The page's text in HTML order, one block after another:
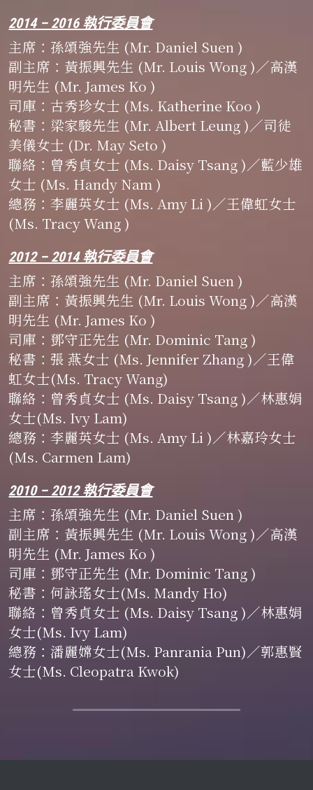
2014 – 2016 執行委員會
主席 ： 孫頌強先生 (Mr. Daniel Suen )
副主席 ： 黃振興先生 (Mr. Louis Wong )／高漢
明先生 (Mr. James Ko )
司庫 ： 古秀珍女士 (Ms. Katherine Koo )
秘書 ： 梁家駿先生 (Mr. Albert Leung )／司徒
美儀女士 (Dr. May Seto )
聯絡 ： 曾秀貞女士 (Ms. Daisy Tsang )／藍少雄
女士 (Ms. Handy Nam )
總務 ： 李麗英女士 (Ms. Amy Li )／王偉虹女士
(Ms. Tracy Wang )
2012 – 2014 執行委員會
主席 ： 孫頌強先生 (Mr. Daniel Suen )
副主席 ： 黃振興先生 (Mr. Louis Wong )／高漢
明先生 (Mr. James Ko )
司庫 ： 鄧守正先生 (Mr. Dominic Tang )
秘書 ： 張 燕女士 (Ms. Jennifer Zhang )／王偉
虹女士(Ms. Tracy Wang)
聯絡 ： 曾秀貞女士 (Ms. Daisy Tsang )／林惠娟
女士(Ms. Ivy Lam)
總務 ： 李麗英女士 (Ms. Amy Li )／林嘉玲女士
(Ms. Carmen Lam)
2010 – 2012 執行委員會
主席：孫頌強先生 (Mr. Daniel Suen )
副主席 ： 黃振興先生 (Mr. Louis Wong )／高漢
明先生 (Mr. James Ko )
司庫 ： 鄧守正先生 (Mr. Dominic Tang )
秘書 ：何詠瑤女士(Ms. Mandy Ho)
聯絡 ： 曾秀貞女士 (Ms. Daisy Tsang )／林惠娟
女士(Ms. Ivy Lam)
總務 ： 潘麗嫦女士(Ms. Panrania Pun)／郭惠賢
女士(Ms. Cleopatra Kwok)